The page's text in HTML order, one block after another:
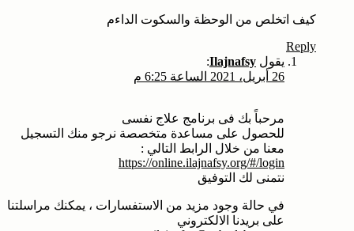
كيف اتخلص من الوحظة والسكوت الداءم
Reply
يقول Ilajnafsy
:
26 أبريل، 2021 الساعة 6:25 م
مرحباً بك فى برنامج علاج نفسى
للحصول على مساعدة متخصصة نرجو منك التسجيل
معنا من خلال الرابط التالي :
https://online.ilajnafsy.org/#/login
نتمنى لك التوفيق
في حالة وجود مزيد من الاستفسارات ، يمكنك مراسلتنا
على بريدنا الالكتروني